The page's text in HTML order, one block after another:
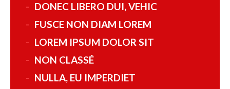
DONEC LIBERO DUI, VEHIC
FUSCE NON DIAM LOREM
LOREM IPSUM DOLOR SIT
NON CLASSÉ
NULLA, EU IMPERDIET